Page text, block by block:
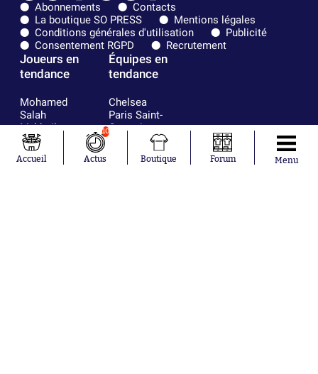
Abonnements
Contacts
La boutique SO PRESS
Mentions légales
Conditions générales d'utilisation
Publicité
Consentement RGPD
Recrutement
Joueurs en
tendance
Mohamed
Salah
Mykhailo
Mudryk
Neymar
Khalis Merah
Équipes en
tendance
Chelsea
Paris Saint-
Germain
Bordeaux
Olympique
lyonnais
Accueil
10
Actus Boutique Forum Menu